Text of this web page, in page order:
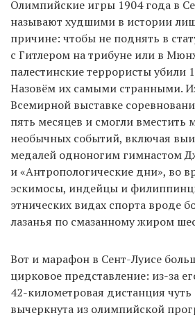
EN
UA
Олимпийские игры 1904 года в
называют худшими в истории
причине: чтобы не поднять в
с Гитлером на трибуне или в
палестинские террористы убили
Назовём их самыми странными.
Всемирной выставке
пять месяцев и смогли вместить
необычных событий, включая
медалей одноногим гимнастом
и «Антропологические дни», во
эскимосы, индейцы и
этнических видах спорта вроде
лазанья по смазанному жиром
Вот и марафон в Сент-Луисе
цирковое представление: из-за
42-километровая дистанция
вычеркнута из олимпийской